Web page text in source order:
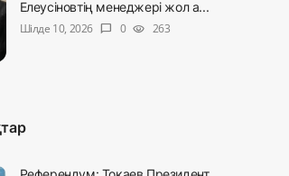
Елеусіновтің менеджері жол а...
Шілде 10, 2026
chat_bubble 0 visibility 263